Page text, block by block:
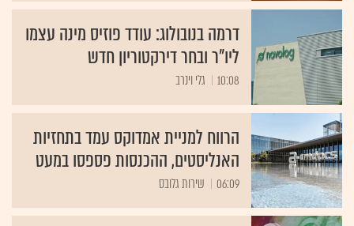
דרמה בנובולוג: עודד פוזיס מינה עצמו
ליו"ר ובחר דירקטוריון חדש
10:08 גלי וינרב
הרווח למניית אמדוקס עמד בתחזיות
האנליסטים, ההכנסות פספסו במעט
06:09 שירות גלובס